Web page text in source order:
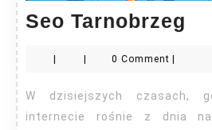
Seo Tarnobrzeg
0 Comment
W dzisiejszych czasach, gdy konkurencja w
internecie rośnie z dnia